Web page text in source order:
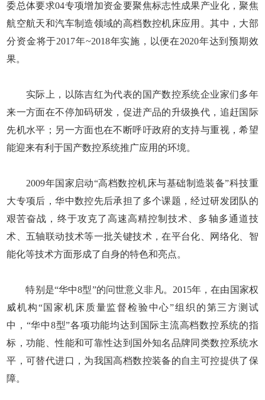
委总体要求04专项增加资金要聚焦标志性成果产业化，聚焦
航空航天和汽车制造领域的高档数控机床应用。其中，大部
分资金将于2017年~2018年实施，以便在2020年达到预期效
果。
实际上，以陈吉红为代表的国产数控系统企业家们多年
来一方面在不停加码研发，促进产品的升级换代，追赶国际
先机水平；另一方面也在不断呼吁政府的支持与重视，希望
能迎来有利于国产数控系统推广应用的环境。
2009年国家启动“高档数控机床与基础制造装备”科技重
大专项后，华中数控先后承担了多个课题，经过研发团队的
艰苦奋战，终于攻克了高速高精控制技术、多轴多通道技
术、五轴联动技术等一批关键技术，在平台化、网络化、智
能化等技术方面形成了自身的特色和亮点。
特别是“华中8型”的问世意义非凡。2015年，在由国家权
威机构“国家机床质量监督检验中心”组织的第三方测试
中，“华中8型”各项功能均达到国际主流高档数控系统的指
标，功能、性能和可靠性达到国外知名品牌同类数控系统水
平，可替代进口，为我国高档数控装备的自主可控提供了保
障。